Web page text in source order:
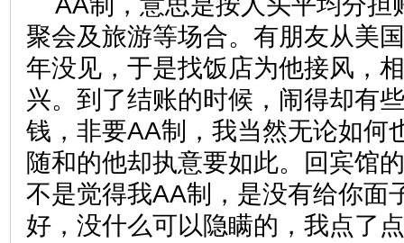
聚会及旅游等场合。有朋友从美
年没见，于是找饭店为他接风，
兴。到了结账的时候，闹得却有
钱，非要AA制，我当然无论如何
随和的他却执意要如此。回宾馆
不是觉得我AA制，是没有给你面
好，没什么可以隐瞒的，我点了